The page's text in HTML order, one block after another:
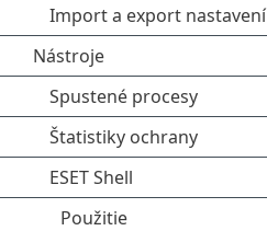
Import a export nastavení
Nástroje
Spustené procesy
Štatistiky ochrany
ESET Shell
Použitie